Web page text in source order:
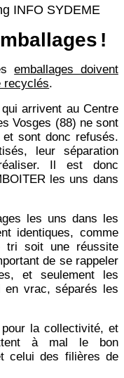
INFO SYDEME
!
emballages doivent
recyclés.
arrivent au Centre
Vosges (88) ne sont
sont donc refusés.
leur séparation
Il est donc
les uns dans
les uns dans les
identiques, comme
tri soit une réussite
de se rappeler
et seulement les
en vrac, séparés les
la collectivité, et
à mal le bon
celui des filières de